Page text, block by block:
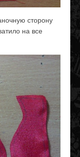
сторону
на все